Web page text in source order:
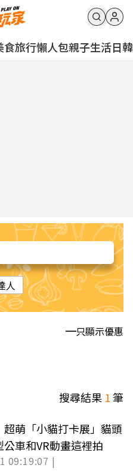
食旅行懶人包親子生活日韓
人
只顯示優惠
搜尋結果 1筆
超萌「小貓打卡展」貓頭
車和VR動畫這裡拍
09:19:07 |